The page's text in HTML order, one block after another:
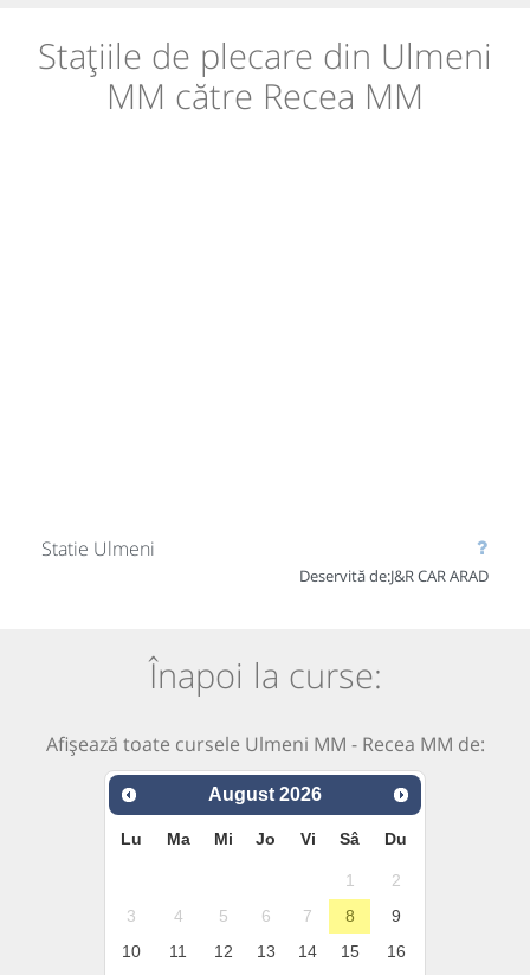
Stațiile de plecare din Ulmeni
MM către Recea MM
Statie Ulmeni
Deservită de:J&R CAR ARAD
Înapoi la curse:
Afișează toate cursele Ulmeni MM - Recea MM de:
August 2026
Lu Ma Mi Jo Vi Sâ Du
1
2
3
4 5 6 7 8
9
10
11 12 13 14 15
16